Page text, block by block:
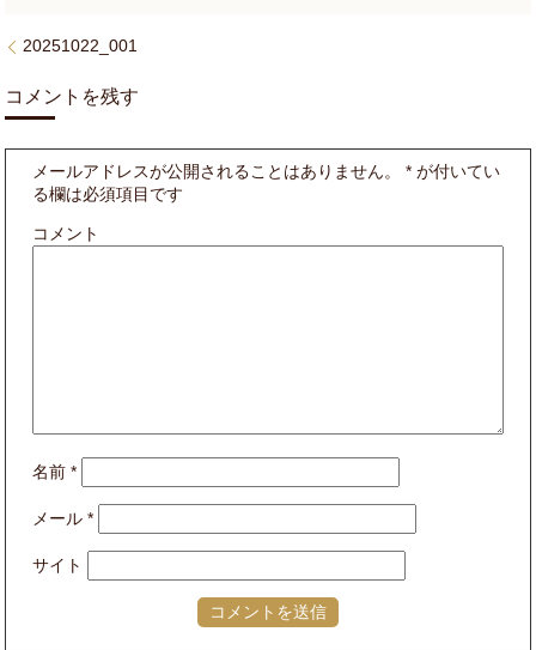
20251022_001
コメントを残す
メールアドレスが公開されることはありません。 * が付いてい
る欄は必須項目です
コメント
名前*
メール*
サイト